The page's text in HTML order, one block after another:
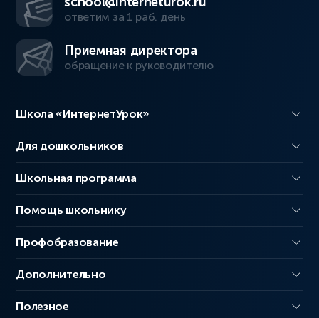
ответим за 1 раб. день
Приемная директора
обращение к руководителю
Школа «ИнтернетУрок»
Для дошкольников
Школьная программа
Помощь школьнику
Профобразование
Дополнительно
Полезное